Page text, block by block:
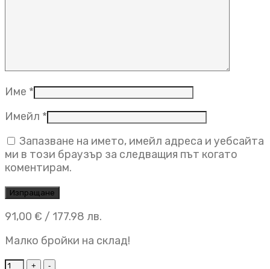
Име *
Имейл *
Запазване на името, имейл адреса и уебсайта
ми в този браузър за следващия път когато
коментирам.
91,00 € / 177.98 лв.
Малко бройки на склад!
Луксозна